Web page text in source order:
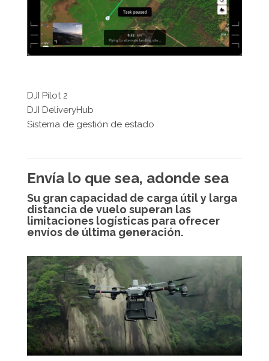
DJI Pilot 2
DJI DeliveryHub
Sistema de gestión de estado
Envía lo que sea, adonde sea
Su gran capacidad de carga útil y larga
distancia de vuelo superan las
limitaciones logísticas para ofrecer
envíos de última generación.